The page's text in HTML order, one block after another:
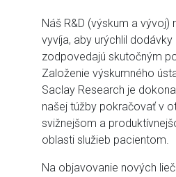
Náš R&D (výskum a vývoj)
vyvíja, aby urýchlil dodávky
zodpovedajú skutočným
Založenie výskumného
Saclay Research je
našej túžby pokračovať v
svižnejšom a
oblasti služieb pacientom.
Na objavovanie nových